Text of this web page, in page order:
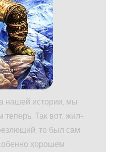
нашей истории, мы
теперь. Так вот, жил-
то был сам
хорошем